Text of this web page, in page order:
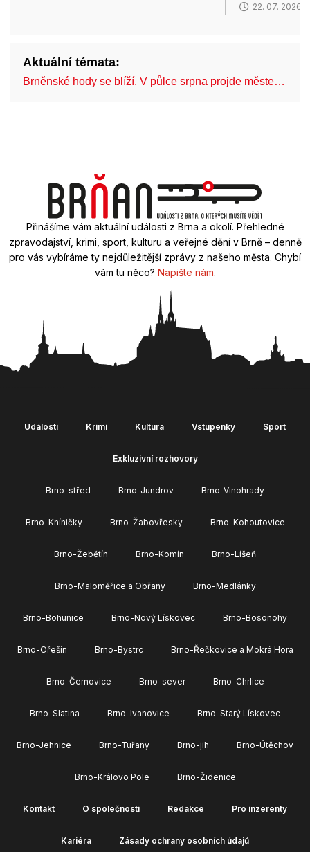
22. 07. 2026
Aktuální témata:
Brněnské hody se blíží. V půlce srpna projde měste…
Přinášíme vám aktuální události z Brna a okolí. Přehledné
zpravodajství, krimi, sport, kulturu a veřejné dění v Brně – denně
pro vás vybíráme ty nejdůležitější zprávy z našeho města. Chybí
vám tu něco? Napište nám.
Události Krimi Kultura Vstupenky Sport
Exkluzivní rozhovory
Brno-střed Brno-Jundrov Brno-Vinohrady
Brno-Kníničky Brno-Žabovřesky Brno-Kohoutovice
Brno-Žebětín Brno-Komín Brno-Líšeň
Brno-Maloměřice a Obřany Brno-Medlánky
Brno-Bohunice Brno-Nový Lískovec Brno-Bosonohy
Brno-Ořešín Brno-Bystrc Brno-Řečkovice a Mokrá Hora
Brno-Černovice Brno-sever Brno-Chrlice
Brno-Slatina Brno-Ivanovice Brno-Starý Lískovec
Brno-Jehnice Brno-Tuřany Brno-jih Brno-Útěchov
Brno-Královo Pole Brno-Židenice
Kontakt O společnosti Redakce Pro inzerenty
Kariéra Zásady ochrany osobních údajů